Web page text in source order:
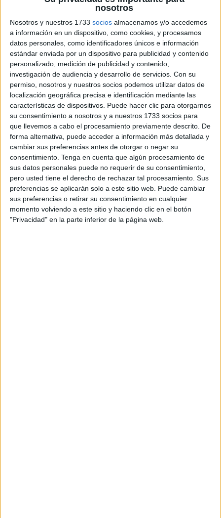
nosotros
Nosotros y nuestros 1733 socios almacenamos y/o accedemos
a información en un dispositivo, como cookies, y procesamos
datos personales, como identificadores únicos e información
estándar enviada por un dispositivo para publicidad y contenido
personalizado, medición de publicidad y contenido,
investigación de audiencia y desarrollo de servicios. Con su
permiso, nosotros y nuestros socios podemos utilizar datos de
localización geográfica precisa e identificación mediante las
características de dispositivos. Puede hacer clic para otorgarnos
su consentimiento a nosotros y a nuestros 1733 socios para
que llevemos a cabo el procesamiento previamente descrito. De
forma alternativa, puede acceder a información más detallada y
cambiar sus preferencias antes de otorgar o negar su
consentimiento. Tenga en cuenta que algún procesamiento de
sus datos personales puede no requerir de su consentimiento,
pero usted tiene el derecho de rechazar tal procesamiento. Sus
preferencias se aplicarán solo a este sitio web. Puede cambiar
sus preferencias o retirar su consentimiento en cualquier
momento volviendo a este sitio y haciendo clic en el botón
"Privacidad" en la parte inferior de la página web.